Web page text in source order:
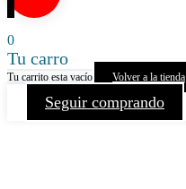
0
Tu carro
Tu carrito esta vacío Volver a la tienda
Seguir comprando